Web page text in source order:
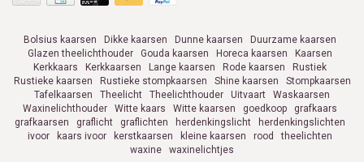
Bolsius kaarsen Dikke kaarsen Dunne kaarsen
Duurzame kaarsen
Glazen theelichthouder
Gouda kaarsen Horeca kaarsen
Kaarsen
Kerkkaars
Kerkkaarsen Lange kaarsen Rode kaarsen
Rustiek
Rustieke kaarsen
Rustieke stompkaarsen Shine kaarsen
Stompkaarsen
Tafelkaarsen
Theelicht Theelichthouder Uitvaart
Waskaarsen
Waxinelichthouder
Witte kaars Witte kaarsen goedkoop
grafkaars
grafkaarsen
graflicht graflichten herdenkingslicht
herdenkingslichten
ivoor
kaars ivoor kerstkaarsen kleine kaarsen rood
theelichten
waxine
waxinelichtjes